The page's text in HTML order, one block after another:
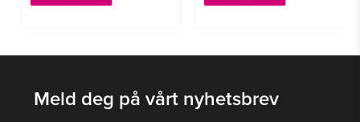
Meld deg på vårt nyhetsbrev